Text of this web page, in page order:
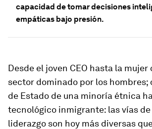
capacidad de tomar decisiones
empáticas bajo presión.
Desde el joven CEO hasta la mujer
sector dominado por los hombres;
de Estado de una minoría étnica
tecnológico inmigrante: las vías de
liderazgo son hoy más diversas